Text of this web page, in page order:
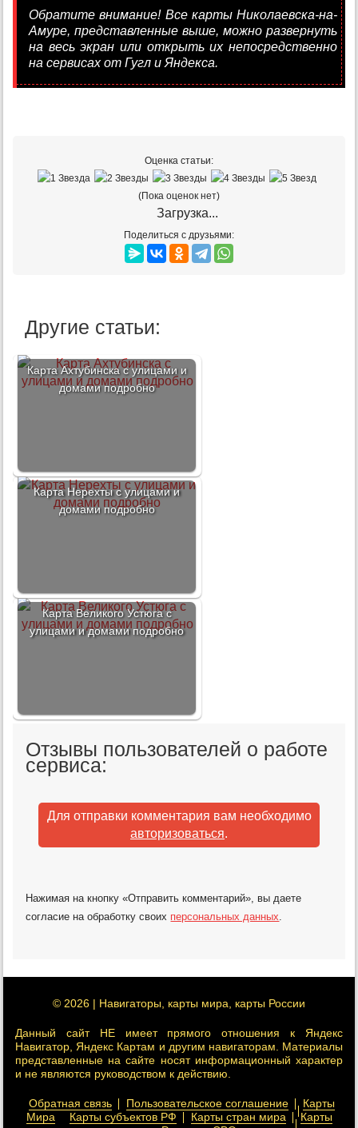
Обратите внимание! Все карты Николаевска-на-
Амуре, представленные выше, можно развернуть
на весь экран или открыть их непосредственно
на сервисах от Гугл и Яндекса.
Оценка статьи:
(Пока оценок нет)
Загрузка...
Поделиться с друзьями:
Другие статьи:
Карта Ахтубинска с улицами и
домами подробно
Карта Нерехты с улицами и
домами подробно
Карта Великого Устюга с
улицами и домами подробно
Отзывы пользователей о работе
сервиса:
Для отправки комментария вам необходимо
авторизоваться.
Нажимая на кнопку «Отправить комментарий», вы даете
согласие на обработку своих персональных данных.
© 2026 | Навигаторы, карты мира, карты России
Данный сайт НЕ имеет прямого отношения к Яндекс
Навигатор, Яндекс Картам и другим навигаторам. Материалы
представленные на сайте носят информационный характер
и не являются руководством к действию.
Обратная связь Пользовательское соглашение
Карты
Мира
Карты субъектов РФ Карты стран мира
Карты